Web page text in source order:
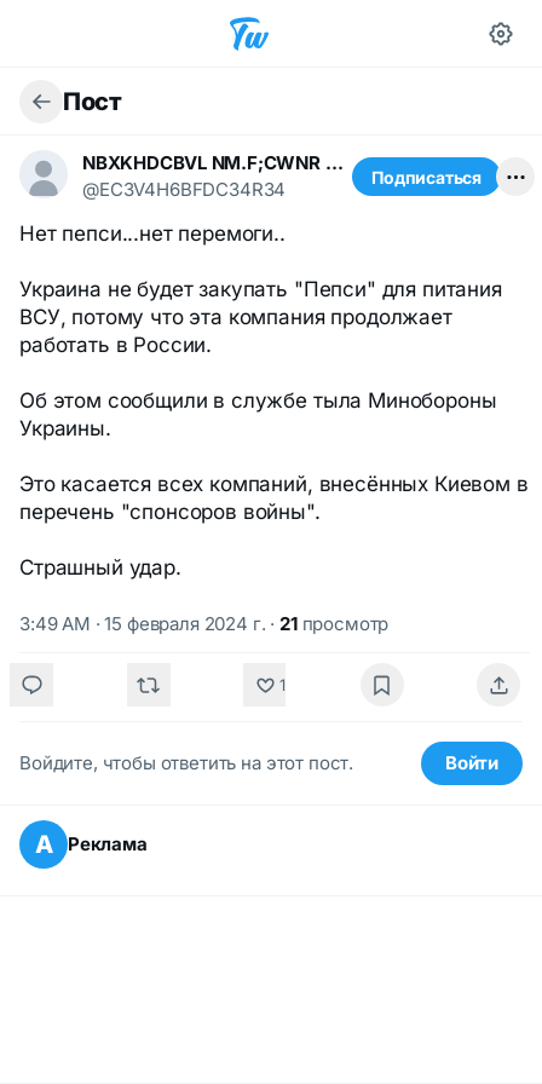
Пост
NBXKHDCBVL NM.F;CWNR N.,/k;K
@EC3V4H6BFDC34R34
Подписаться
Нет пепси...нет перемоги..
Украина не будет закупать "Пепси" для питания
ВСУ, потому что эта компания продолжает
работать в России.
Об этом сообщили в службе тыла Минобороны
Украины.
Это касается всех компаний, внесённых Киевом в
перечень "спонсоров войны".
Страшный удар.
3:49 AM · 15 февраля 2024 г. · 21просмотр
1
Войдите, чтобы ответить на этот пост. Войти
А Реклама